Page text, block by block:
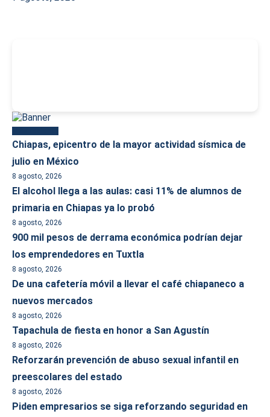
Chiapas, epicentro de la mayor actividad sísmica de
julio en México
8 agosto, 2026
El alcohol llega a las aulas: casi 11% de alumnos de
primaria en Chiapas ya lo probó
8 agosto, 2026
900 mil pesos de derrama económica podrían dejar
los emprendedores en Tuxtla
8 agosto, 2026
De una cafetería móvil a llevar el café chiapaneco a
nuevos mercados
8 agosto, 2026
Tapachula de fiesta en honor a San Agustín
8 agosto, 2026
Reforzarán prevención de abuso sexual infantil en
preescolares del estado
8 agosto, 2026
Piden empresarios se siga reforzando seguridad en